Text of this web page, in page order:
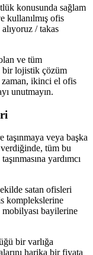
konusunda sağlam
kullanılmış ofis
alıyoruz / takas
ve tüm
bir lojistik çözüm
ikinci el ofis
unutmayın.
veya başka
tüm bu
yardımcı
satan ofisleri
komplekslerine
bayilerine
bir varlığa
harika bir fiyata